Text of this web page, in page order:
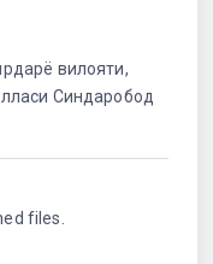
вилояти,
Синдаробод
files.